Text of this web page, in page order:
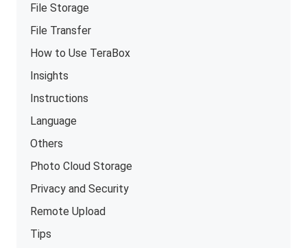
File Storage
File Transfer
How to Use TeraBox
Insights
Instructions
Language
Others
Photo Cloud Storage
Privacy and Security
Remote Upload
Tips